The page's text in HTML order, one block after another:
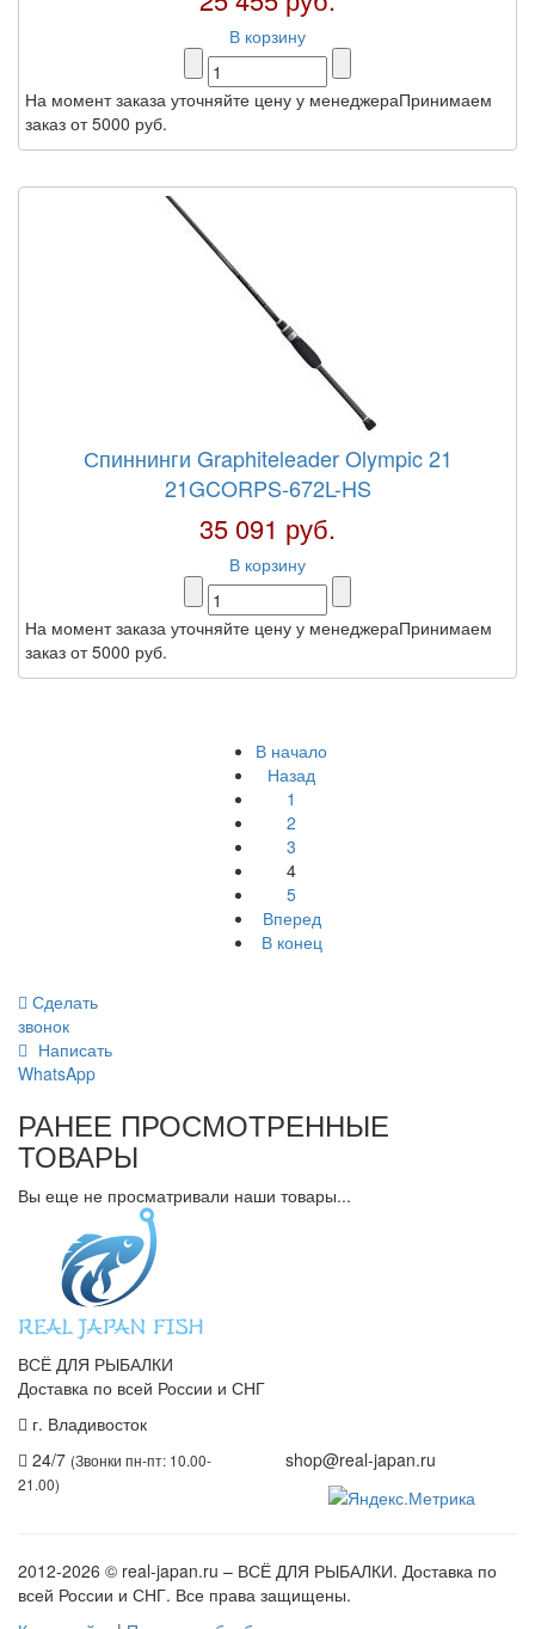
В корзину
На момент заказа уточняйте цену у менеджераПринимаем
заказ от 5000 руб.
Спиннинги Graphiteleader Olympic 21
21GCORPS-672L-HS
35 091 руб.
В корзину
На момент заказа уточняйте цену у менеджераПринимаем
заказ от 5000 руб.
В начало
Назад
1
2
3
4
5
Вперед
В конец
Сделать
звонок
Написать
WhatsApp
РАНЕЕ ПРОСМОТРЕННЫЕ
ТОВАРЫ
Вы еще не просматривали наши товары...
ВСЁ ДЛЯ РЫБАЛКИ
Доставка по всей России и СНГ
г. Владивосток
24/7 (Звонки пн-пт: 10.00-
21.00)
shop@real-japan.ru
2012-2026 © real-japan.ru – ВСЁ ДЛЯ РЫБАЛКИ. Доставка по
всей России и СНГ. Все права защищены.